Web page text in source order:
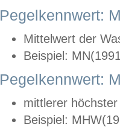
Pegelkennwert:
Mittelwert der
Beispiel:
Pegelkennwert:
mittlerer
Beispiel: